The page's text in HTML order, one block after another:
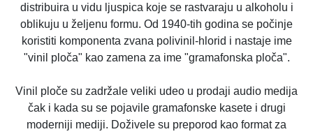
distribuira u vidu ljuspica koje se rastvaraju u alkoholu i
oblikuju u željenu formu. Od 1940-tih godina se počinje
koristiti komponenta zvana polivinil-hlorid i nastaje ime
"vinil ploča" kao zamena za ime "gramafonska ploča".
Vinil ploče su zadržale veliki udeo u prodaji audio medija
čak i kada su se pojavile gramafonske kasete i drugi
moderniji mediji. Doživele su preporod kao format za